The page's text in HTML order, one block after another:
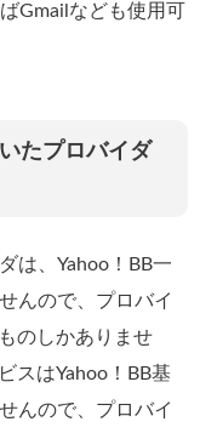
Gmailなども使用可
たプロバイダ
は、Yahoo！BB一
んので、プロバイ
のしかありませ
スはYahoo！BB基
んので、プロバイ